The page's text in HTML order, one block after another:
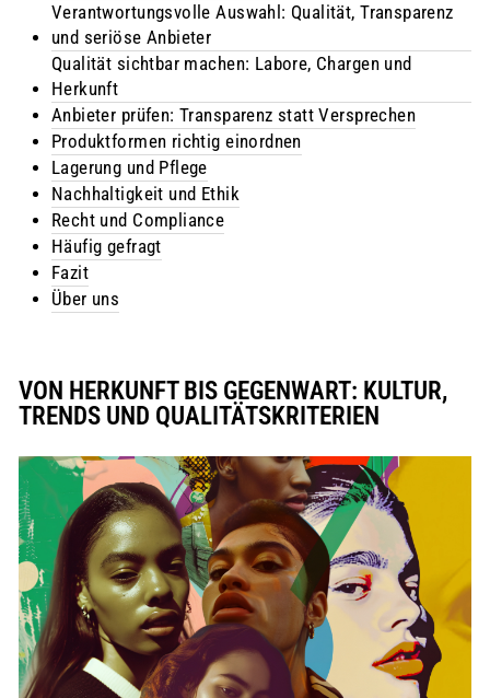
Verantwortungsvolle Auswahl: Qualität, Transparenz
und seriöse Anbieter
Qualität sichtbar machen: Labore, Chargen und
Herkunft
Anbieter prüfen: Transparenz statt Versprechen
Produktformen richtig einordnen
Lagerung und Pflege
Nachhaltigkeit und Ethik
Recht und Compliance
Häufig gefragt
Fazit
Über uns
VON HERKUNFT BIS GEGENWART: KULTUR,
TRENDS UND QUALITÄTSKRITERIEN